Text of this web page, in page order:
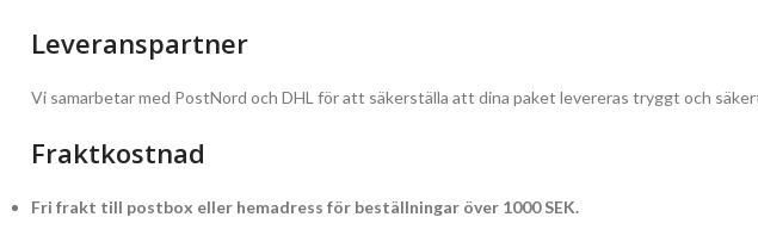
Leveranspartner
Vi samarbetar med PostNord och DHL för att säkerställa att dina paket levereras tryggt och
Fraktkostnad
Fri frakt till postbox eller hemadress för beställningar över 1000 SEK.